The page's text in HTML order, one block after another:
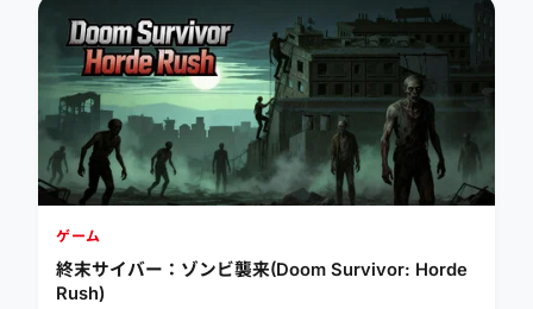
ゲーム
終末サイバー：ゾンビ襲来(Doom Survivor: Horde
Rush)